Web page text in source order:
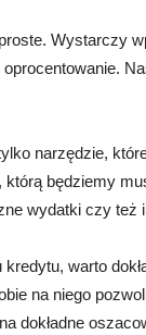
Wystarczy
narzędzie,
będziemy
wydatki czy też
warto
na niego
dokładne